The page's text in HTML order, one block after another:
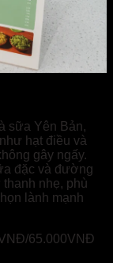
sữa Yên Bản,
hạt điều và
gây ngấy.
đặc và đường
nhẹ, phù
lành mạnh
65.000VNĐ